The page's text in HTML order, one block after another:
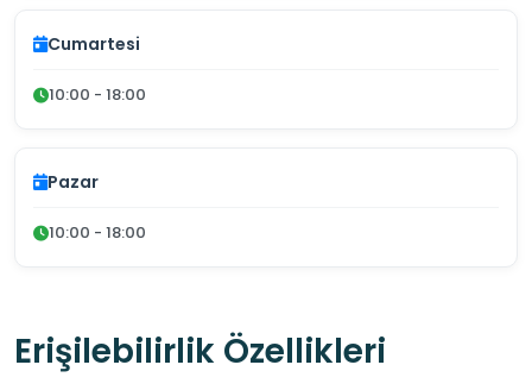
Cumartesi
10:00 - 18:00
Pazar
10:00 - 18:00
Erişilebilirlik Özellikleri